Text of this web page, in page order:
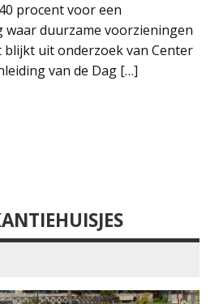
procent voor een
waar duurzame voorzieningen
blijkt uit onderzoek van Center
van de Dag […]